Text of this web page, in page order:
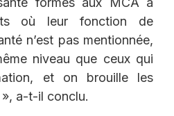
où leur fonction de
n’est pas mentionnée,
niveau que ceux qui
et on brouille les
», a-t-il conclu.